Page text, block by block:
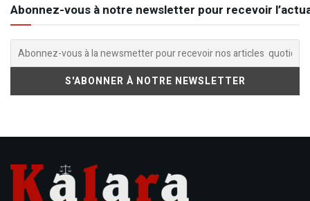
Abonnez-vous à notre newsletter pour recevoir